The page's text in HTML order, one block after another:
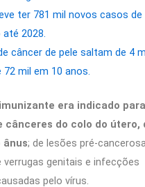
ter 781 mil novos casos de
2028.
câncer de pele saltam de 4
72 mil em 10 anos.
era indicado
cânceres do colo do útero,
ânus; de lesões pré-
verrugas genitais e infecções
pelo vírus.